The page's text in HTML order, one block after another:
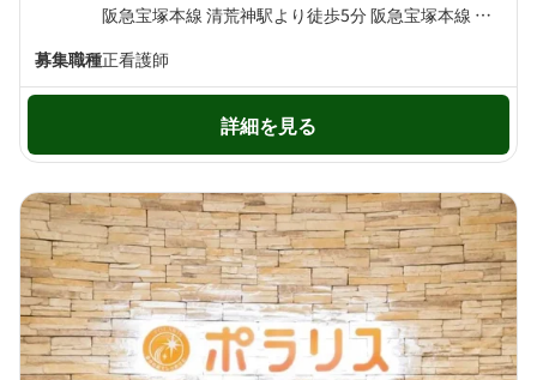
阪急宝塚本線 清荒神駅より徒歩5分 阪急宝塚本線 売布神社駅より徒歩11分
募集職種正看護師
詳細を見る